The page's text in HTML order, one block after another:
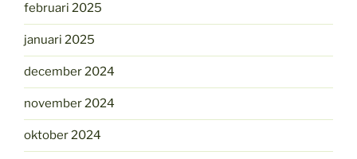
februari 2025
januari 2025
december 2024
november 2024
oktober 2024